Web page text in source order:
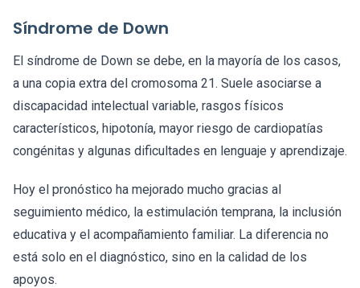
Síndrome de Down
El síndrome de Down se debe, en la mayoría de los casos,
a una copia extra del cromosoma 21. Suele asociarse a
discapacidad intelectual variable, rasgos físicos
característicos, hipotonía, mayor riesgo de cardiopatías
congénitas y algunas dificultades en lenguaje y aprendizaje.
Hoy el pronóstico ha mejorado mucho gracias al
seguimiento médico, la estimulación temprana, la inclusión
educativa y el acompañamiento familiar. La diferencia no
está solo en el diagnóstico, sino en la calidad de los
apoyos.